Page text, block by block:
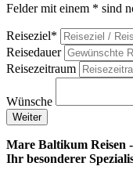
Felder mit einem * sind
Reiseziel*
Reisedauer
Reisezeitraum
Wünsche
Weiter
Mare Baltikum Reisen
Ihr besonderer